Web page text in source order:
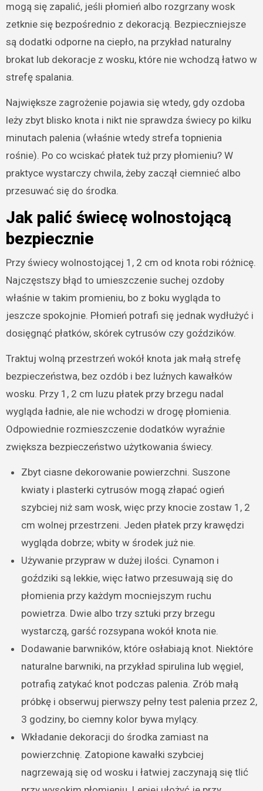
mogą się zapalić, jeśli płomień albo rozgrzany wosk
zetknie się bezpośrednio z dekoracją. Bezpieczniejsze
są dodatki odporne na ciepło, na przykład naturalny
brokat lub dekoracje z wosku, które nie wchodzą łatwo w
strefę spalania.
Największe zagrożenie pojawia się wtedy, gdy ozdoba
leży zbyt blisko knota i nikt nie sprawdza świecy po kilku
minutach palenia (właśnie wtedy strefa topnienia
rośnie). Po co wciskać płatek tuż przy płomieniu? W
praktyce wystarczy chwila, żeby zaczął ciemnieć albo
przesuwać się do środka.
Jak palić świecę wolnostojącą
bezpiecznie
Przy świecy wolnostojącej 1, 2 cm od knota robi różnicę.
Najczęstszy błąd to umieszczenie suchej ozdoby
właśnie w takim promieniu, bo z boku wygląda to
jeszcze spokojnie. Płomień potrafi się jednak wydłużyć i
dosięgnąć płatków, skórek cytrusów czy goździków.
Traktuj wolną przestrzeń wokół knota jak małą strefę
bezpieczeństwa, bez ozdób i bez luźnych kawałków
wosku. Przy 1, 2 cm luzu płatek przy brzegu nadal
wygląda ładnie, ale nie wchodzi w drogę płomienia.
Odpowiednie rozmieszczenie dodatków wyraźnie
zwiększa bezpieczeństwo użytkowania świecy.
Zbyt ciasne dekorowanie powierzchni. Suszone
kwiaty i plasterki cytrusów mogą złapać ogień
szybciej niż sam wosk, więc przy knocie zostaw 1, 2
cm wolnej przestrzeni. Jeden płatek przy krawędzi
wygląda dobrze; wbity w środek już nie.
Używanie przypraw w dużej ilości. Cynamon i
goździki są lekkie, więc łatwo przesuwają się do
płomienia przy każdym mocniejszym ruchu
powietrza. Dwie albo trzy sztuki przy brzegu
wystarczą, garść rozsypana wokół knota nie.
Dodawanie barwników, które osłabiają knot. Niektóre
naturalne barwniki, na przykład spirulina lub węgiel,
potrafią zatykać knot podczas palenia. Zrób małą
próbkę i obserwuj pierwszy pełny test palenia przez 2,
3 godziny, bo ciemny kolor bywa mylący.
Wkładanie dekoracji do środka zamiast na
powierzchnię. Zatopione kawałki szybciej
nagrzewają się od wosku i łatwiej zaczynają się tlić